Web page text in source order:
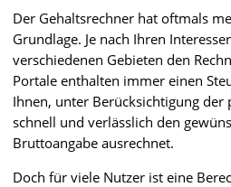
Der Gehaltsrechner hat oftmals
Grundlage. Je nach Ihren
verschiedenen Gebieten den
Portale enthalten immer einen
Ihnen, unter Berücksichtigung der
schnell und verlässlich den
Bruttoangabe ausrechnet.
Doch für viele Nutzer ist eine